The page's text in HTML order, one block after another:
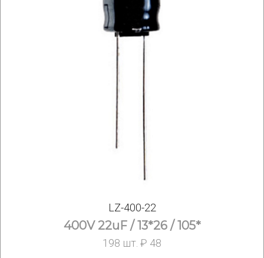
LZ-400-22
400V 22uF / 13*26 / 105*
198 шт. ₽ 48